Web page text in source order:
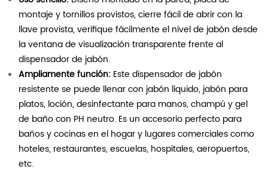
montaje y tornillos provistos, cierre fácil de abrir con la
llave provista, verifique fácilmente el nivel de jabón desde
la ventana de visualización transparente frente al
dispensador de jabón.
Ampliamente función: Este dispensador de jabón
resistente se puede llenar con jabón líquido, jabón para
platos, loción, desinfectante para manos, champú y gel
de baño con PH neutro. Es un accesorio perfecto para
baños y cocinas en el hogar y lugares comerciales como
hoteles, restaurantes, escuelas, hospitales, aeropuertos,
etc.